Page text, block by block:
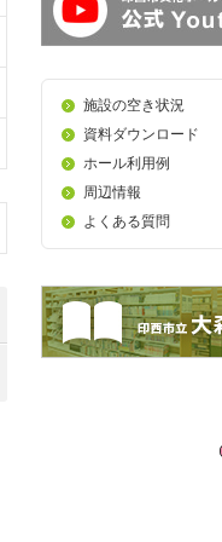
施設の空き状況
資料ダウンロード
ホール利用例
周辺情報
よくある質問